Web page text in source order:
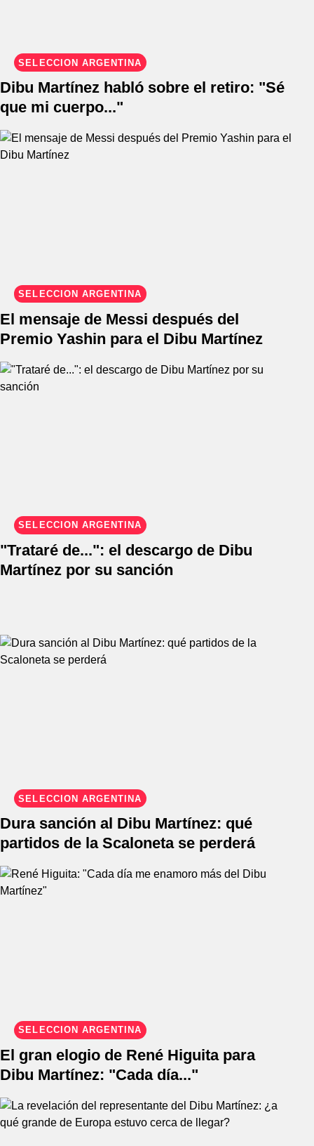
SELECCIÓN ARGENTINA
Dibu Martínez habló sobre el retiro: "Sé
que mi cuerpo..."
SELECCIÓN ARGENTINA
El mensaje de Messi después del
Premio Yashin para el Dibu Martínez
SELECCIÓN ARGENTINA
"Trataré de...": el descargo de Dibu
Martínez por su sanción
SELECCIÓN ARGENTINA
Dura sanción al Dibu Martínez: qué
partidos de la Scaloneta se perderá
SELECCIÓN ARGENTINA
El gran elogio de René Higuita para
Dibu Martínez: "Cada día..."